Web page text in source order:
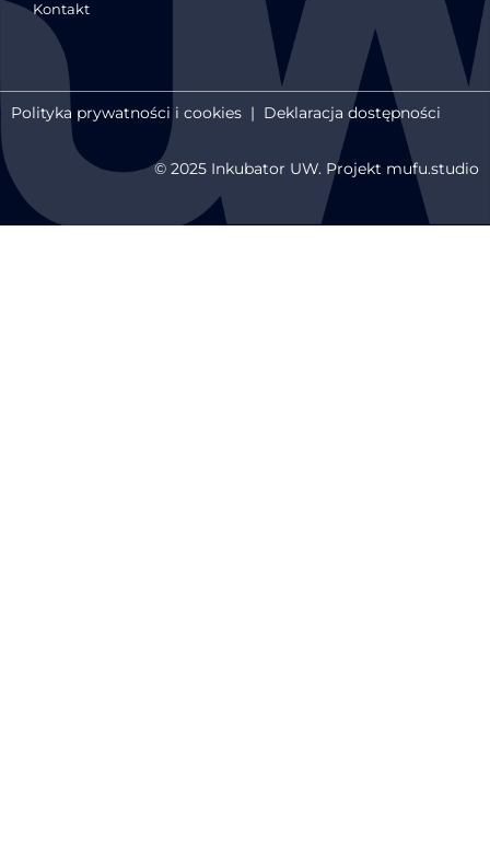
Kontakt
Polityka prywatności i cookies | Deklaracja dostępności
© 2025 Inkubator UW. Projekt mufu.studio